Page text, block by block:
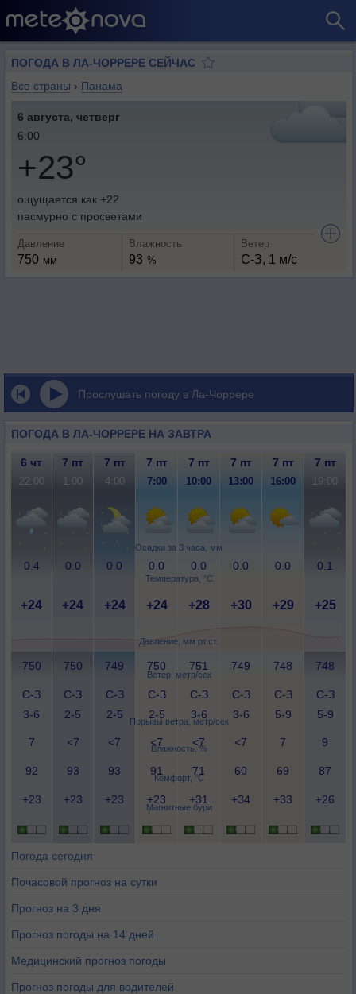
ПОГОДА В ЛА-ЧОРРЕРЕ СЕЙЧАС
Все страны › Панама
6 августа, четверг
6:00
+23°
ощущается как +22
пасмурно с просветами
Давление
750 мм
Влажность
93 %
Ветер
С-З, 1 м/с
Прослушать погоду в Ла-Чоррере
ПОГОДА В ЛА-ЧОРРЕРЕ НА ЗАВТРА
Осадки за 3 часа, мм
Температура, °C
Давление, мм рт.ст.
Ветер, метр/сек
Порывы ветра, метр/сек
Влажность, %
Комфорт, °C
Магнитные бури
6 чт 7 пт 7 пт 7 пт 7 пт 7 пт 7 пт 7 пт
22:00 1:00 4:00 7:00 10:00 13:00 16:00 19:00
0.4 0.0 0.0 0.0 0.0 0.0 0.0 0.1
+24 +24 +24 +24 +28 +30 +29 +25
750 750 749 750 751 749 748 748
С-З
3-6
С-З
2-5
С-З
2-5
С-З
2-5
С-З
3-6
С-З
3-6
С-З
5-9
С-З
5-9
7 <7 <7 <7 <7 <7 7 9
92 93 93 91 71 60 69 87
+23 +23 +23 +23 +31 +34 +33 +26
Погода сегодня
Почасовой прогноз на сутки
Прогноз на 3 дня
Прогноз погоды на 14 дней
Медицинский прогноз погоды
Прогноз погоды для водителей